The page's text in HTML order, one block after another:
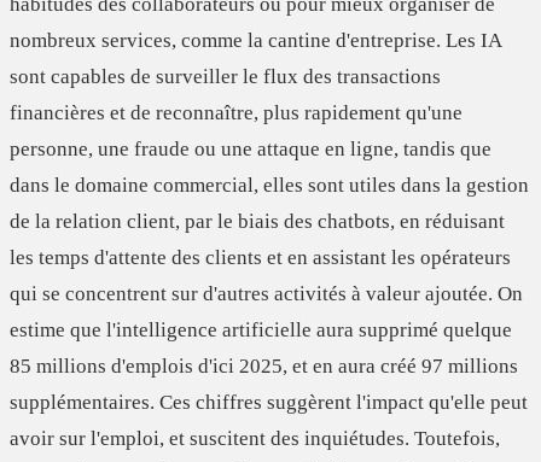
nombreux services, comme la cantine d'entreprise. Les IA
sont capables de surveiller le flux des transactions
financières et de reconnaître, plus rapidement qu'une
personne, une fraude ou une attaque en ligne, tandis que
dans le domaine commercial, elles sont utiles dans la gestion
de la relation client, par le biais des chatbots, en réduisant
les temps d'attente des clients et en assistant les opérateurs
qui se concentrent sur d'autres activités à valeur ajoutée. On
estime que l'intelligence artificielle aura supprimé quelque
85 millions d'emplois d'ici 2025, et en aura créé 97 millions
supplémentaires. Ces chiffres suggèrent l'impact qu'elle peut
avoir sur l'emploi, et suscitent des inquiétudes. Toutefois,